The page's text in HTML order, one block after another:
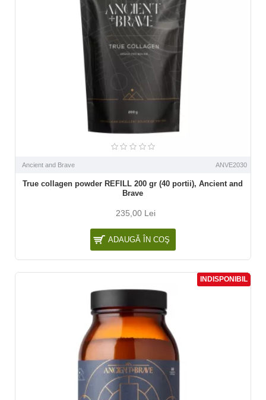
Ancient and Brave ANVE2030
True collagen powder REFILL 200 gr (40 portii), Ancient and
Brave
235,00 Lei
ADAUGĂ ÎN COŞ
INDISPONIBIL